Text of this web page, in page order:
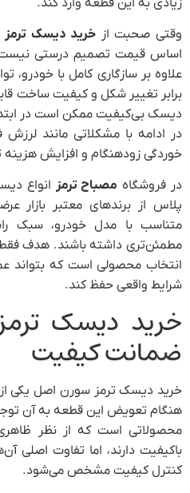
در
از
در
از
و